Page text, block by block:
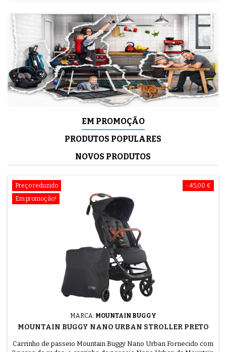
EM PROMOÇÃO
PRODUTOS POPULARES
NOVOS PRODUTOS
- 45,00 €
Preço reduzido
Em promoção!
MARCA: MOUNTAIN BUGGY
MOUNTAIN BUGGY NANO URBAN STROLLER PRETO
Carrinho de passeio Mountain Buggy Nano Urban Fornecido com